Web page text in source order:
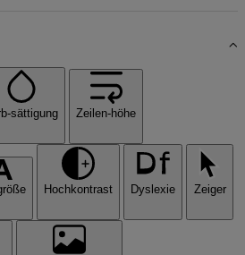
sättigung Zeilen-höhe
Hochkontrast Dyslexie Zeiger